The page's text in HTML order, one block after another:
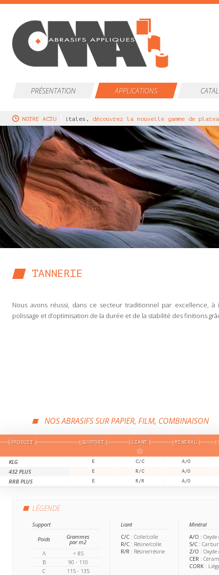
PRÉSENTATION APPLICATIONS
NOTRE ACTU
ponceuses orbitales,découvrez la nouvelle gamme de plateaux
TANNERIE
Nous avons réussi, dans ce secteur traditionnel par excellence,
polissage et d’optimisation de la durée et de la stabilité des finitions
NOS ABRASIFS SUR PAPIER, FILM, COMBINAISON
PRODUIT SUPPORT LIANT MINÉRAL
KLG E C/C A/O
432 PLUS E R/C A/O
RRB PLUS E R/R A/O
LÉGENDE
Support
Poids
Grammes
par m2
A
< 85
B
90 - 110
C
115 - 135
Liant
C/C : Colle/colle
R/C : Résine/colle
R/R : Résine/résine
Minéral
A/O :
S/C :
Z/O :
CER :
CORK :